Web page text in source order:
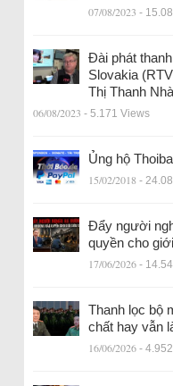
07/08/2023 -
Đài phát
Slovakia
Thị Thanh
06/08/2023 - 5.171 Views
Ủng hộ
15/02/2018 -
Đẩy người
quyền cho
17/06/2026 -
Thanh lọc bộ
chất hay vẫn
16/06/2026 -